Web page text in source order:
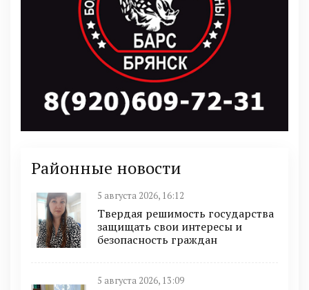
Районные новости
5 августа 2026, 16:12
Твердая решимость государства
защищать свои интересы и
безопасность граждан
5 августа 2026, 13:09